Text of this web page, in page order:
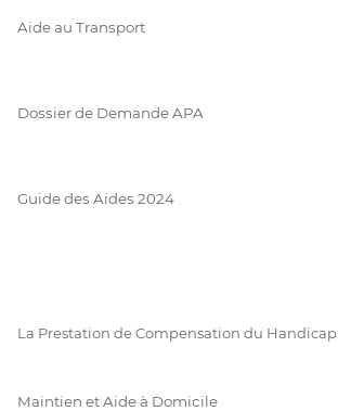
Aide au Transport
Dossier de Demande APA
Guide des Aides 2024
La Prestation de Compensation du Handicap
Maintien et Aide à Domicile